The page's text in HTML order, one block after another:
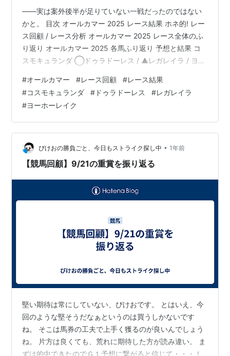
――実は案外後半が足りていない一戦だったのではない
かと。 目次 オールカマー 2025 レース結果 ホネ的! レー
ス回顧 / レース分析 オールカマー 2025 レース全体のふ
り返り オールカマー 2025 各馬ふり返り 予想と結果 コ
スモキュランダ ◯ドゥラドーレス / ▲レガレイラ / ヨー
2025 レース結果 着順 馬名 タイム 上3F 1 レガレイラ
2:10.2 34.0 2 ドゥラドーレス 2:10.4 34.4 3 ヨーホーレ
イク 2:10.7 34.2 4 フェアエールング 2:10.7 35.0 5 ホー
エ…
#オールカマー #レース回顧 #レース結果
#コスモキュランダ # ドゥラドーレス #レガレイラ
#ヨーホーレイク
ぴけおの勝負ごと、今日もストライク探し中 • 1年前
【競馬回顧】9/21の重賞を振り返る
堅い期待は常にしていない、ぴけおです。 とはいえ、今
回のような堅そうだなぁというのは買うしかないです
ね。 そこは馬券の工夫で上手く獲るのが良いんでしょう
ね。 片方は良くても、荒れに期待した方が読み違い。 ま
ずは的中できたのでＧ１予想に繋がると信じて・・・！